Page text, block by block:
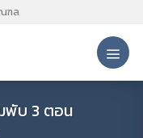
ฑล
พับ 3 ตอน